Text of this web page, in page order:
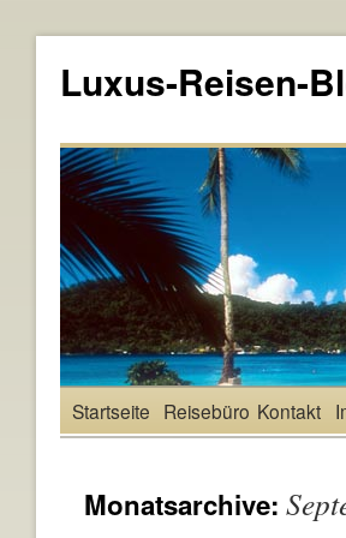
Luxus-Reisen-
Startseite Reisebüro Kontakt
Monatsarchive: